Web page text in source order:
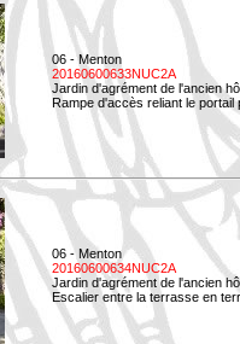
06 - Menton
20160600633NUC2A
Jardin d'agrément de l'ancien
Rampe d'accès reliant le portail
06 - Menton
20160600634NUC2A
Jardin d'agrément de l'ancien
Escalier entre la terrasse en